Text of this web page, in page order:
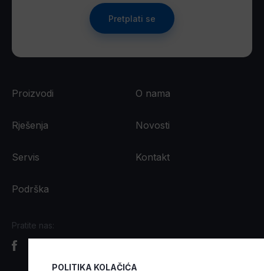
Proizvodi
Rješenja
Servis
Podrška
O nama
Novosti
Kontakt
Pratite nas:
Pretplati se
POLITIKA KOLAČIĆA